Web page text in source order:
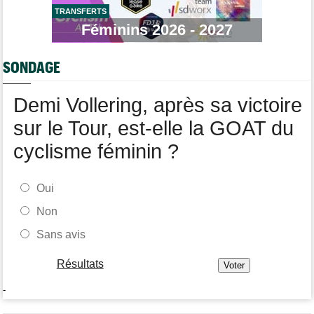
Les prochains défis de Pogi ? L'insatiable Tadej Pogacar...
Transfert
Lotto-Intermarché a fait passer pro trois jeunes de sa formation
Transfert
TRANSFERTS
Féminins 2026 - 2027
SONDAGE
Demi Vollering, après sa victoire
sur le Tour, est-elle la GOAT du
cyclisme féminin ?
Oui
Non
Sans avis
Résultats
-